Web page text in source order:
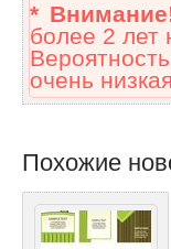
*
более 2 лет
очень
Похожие